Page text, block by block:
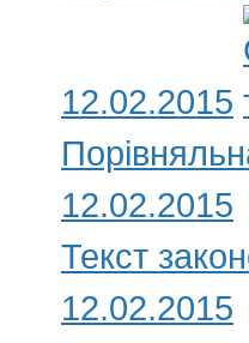
12.02.2015
12.02.2015
Текст
12.02.2015